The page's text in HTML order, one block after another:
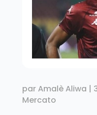
parAmalè Aliwa |
Mercato